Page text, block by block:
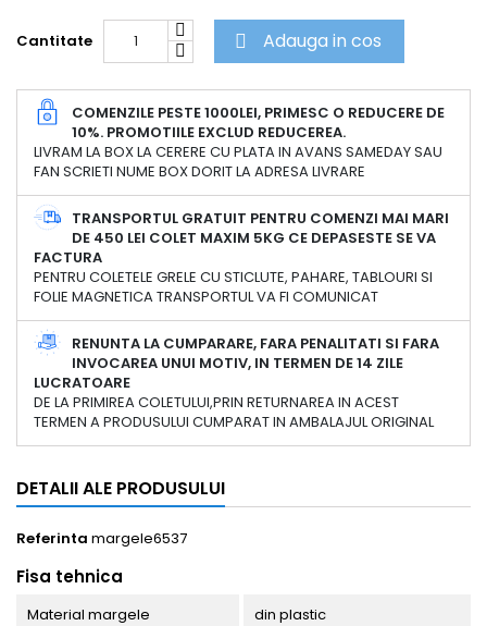
Cantitate  Adauga in cos
COMENZILE PESTE 1000LEI, PRIMESC O REDUCERE DE
10%. PROMOTIILE EXCLUD REDUCEREA.
LIVRAM LA BOX LA CERERE CU PLATA IN AVANS SAMEDAY SAU
FAN SCRIETI NUME BOX DORIT LA ADRESA LIVRARE
TRANSPORTUL GRATUIT PENTRU COMENZI MAI MARI
DE 450 LEI COLET MAXIM 5KG CE DEPASESTE SE VA
FACTURA
PENTRU COLETELE GRELE CU STICLUTE, PAHARE, TABLOURI SI
FOLIE MAGNETICA TRANSPORTUL VA FI COMUNICAT
RENUNTA LA CUMPARARE, FARA PENALITATI SI FARA
INVOCAREA UNUI MOTIV, IN TERMEN DE 14 ZILE
LUCRATOARE
DE LA PRIMIREA COLETULUI,PRIN RETURNAREA IN ACEST
TERMEN A PRODUSULUI CUMPARAT IN AMBALAJUL ORIGINAL
DETALII ALE PRODUSULUI
Referinta margele6537
Fisa tehnica
Material margele din plastic